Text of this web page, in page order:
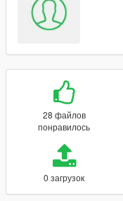
28 файлов
понравилось
0 загрузок